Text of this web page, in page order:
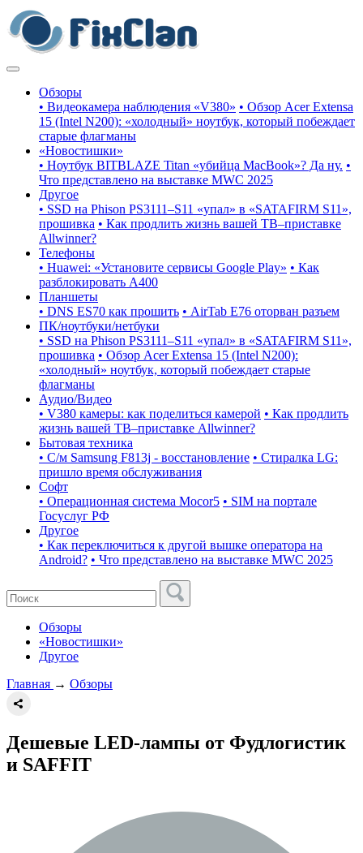
Обзоры
• Видеокамера наблюдения «V380» • Обзор Acer Extensa
15 (Intel N200): «холодный» ноутбук, который побеждает
старые флагманы
«Новостишки»
• Ноутбук BITBLAZE Titan «убийца MacBook»? Да ну. •
Что представлено на выставке MWC 2025
Другое
• SSD на Phison PS3111–S11 «упал» в «SATAFIRM S11»,
прошивка • Как продлить жизнь вашей ТВ–приставке
Allwinner?
Телефоны
• Huawei: «Установите сервисы Google Play» • Как
разблокировать A400
Планшеты
• DNS ES70 как прошить • AirTab E76 оторван разъем
ПК/ноутбуки/нетбуки
• SSD на Phison PS3111–S11 «упал» в «SATAFIRM S11»,
прошивка • Обзор Acer Extensa 15 (Intel N200):
«холодный» ноутбук, который побеждает старые
флагманы
Аудио/Видео
• V380 камеры: как поделиться камерой • Как продлить
жизнь вашей ТВ–приставке Allwinner?
Бытовая техника
• С/м Samsung F813j - восстановление • Стиралка LG:
пришло время обслуживания
Софт
• Операционная система Mocor5 • SIM на портале
Госуслуг РФ
Другое
• Как переключиться к другой вышке оператора на
Android? • Что представлено на выставке MWC 2025
Обзоры
«Новостишки»
Другое
Главная → Обзоры
Дешевые LED-лампы от Фудлогистик
и SAFFIT